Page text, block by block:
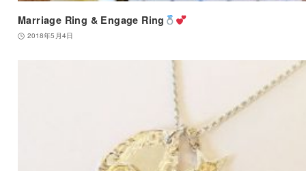
Marriage Ring & Engage Ring
2018年5月4日